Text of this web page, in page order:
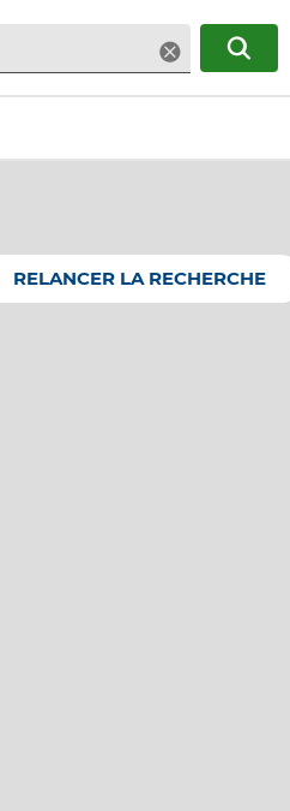
Supprimer
RELANCER LA RECHERCHE